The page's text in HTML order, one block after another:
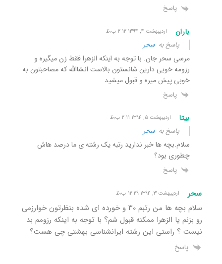
پاسخ
باران اردیبهشت ۴, ۱۳۹۴ ۲:۱۲ ب٫ظ
پاسخ بهسحر
مرسی سحر جان. با توجه به اینکه الزهرا فقط زن میگیره و
رزومه خوبی دارین شانستون بالاست انشاالله که مصاحبتون به
خوبی پیش میره و قبول میشید
پاسخ
بیتا اردیبهشت ۵, ۱۳۹۴ ۲:۱۱ ب٫ظ
پاسخ بهسحر
سلام.بچه ها خبر ندارید رتبه یک رشته ی ما درصد هاش
چطوری بود؟
پاسخ
سحر اردیبهشت ۳, ۱۳۹۴ ۱۲:۲۹ ب٫ظ
سلام بچه ها من رتبم ۳۰ و خورده ای شده بنظرتون خوارزمی
رو بزنم یا الزهرا ممکنه قبول شم؟ با توجه به اینکه رزومم بد
نیست ؟ راستی این رشته ایرانشناسی بهشتی چی هست؟
پاسخ